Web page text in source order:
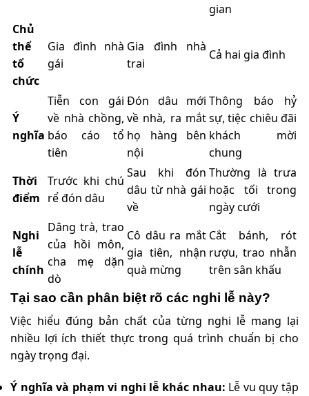
gian
Chủ
thể
tổ
chức
Gia đình nhà
gái
Gia đình nhà
trai
Cả hai gia đình
Ý
nghĩa
Tiễn con gái
về nhà chồng,
báo cáo tổ
tiên
Đón dâu mới
về nhà, ra mắt
họ hàng bên
nội
Thông báo hỷ
sự, tiệc chiêu đãi
khách mời
chung
Thời
điểm
Trước khi chú
rể đón dâu
Sau khi đón
dâu từ nhà gái
về
Thường là trưa
hoặc tối trong
ngày cưới
Nghi
lễ
chính
Dâng trà, trao
của hồi môn,
cha mẹ dặn
dò
Cô dâu ra mắt
gia tiên, nhận
quà mừng
Cắt bánh, rót
rượu, trao nhẫn
trên sân khấu
Tại sao cần phân biệt rõ các nghi lễ này?
Việc hiểu đúng bản chất của từng nghi lễ mang lại
nhiều lợi ích thiết thực trong quá trình chuẩn bị cho
ngày trọng đại.
Ý nghĩa và phạm vi nghi lễ khác nhau: Lễ vu quy tập